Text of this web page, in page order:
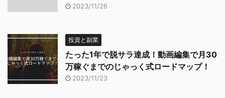
2023/11/26
投資と副業
たった1年で脱サラ達成！動画編集で月30
万稼ぐまでのじゃっく式ロードマップ！
2023/11/23